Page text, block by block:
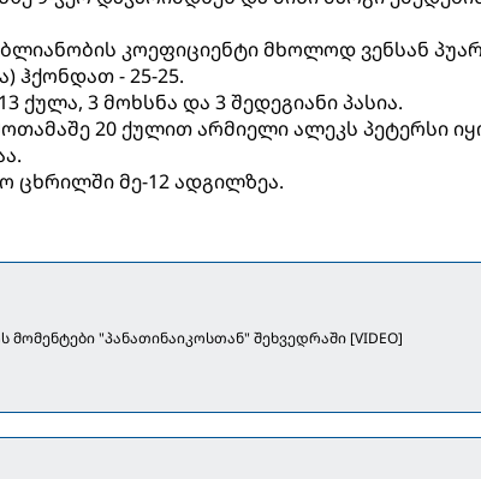
კოეფიციენტი მხოლოდ ვენსან
ჰქონდათ - 25-25.
ქულა, 3 მოხსნა და 3 შედეგიანი პასია.
20 ქულით არმიელი ალეკს პეტერსი
ცხრილში მე-12 ადგილზეა.
მომენტები "პანათინაიკოსთან" შეხვედრაში [VIDEO]